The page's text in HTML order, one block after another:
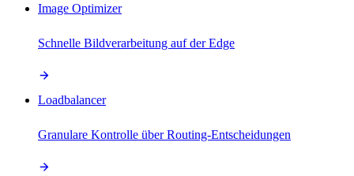
Image Optimizer
Schnelle Bildverarbeitung auf der Edge
Loadbalancer
Granulare Kontrolle über Routing-Entscheidungen